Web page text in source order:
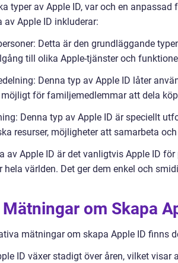
typer av Apple ID, var och en
av Apple ID inkluderar:
Detta är den grundläggande
till olika Apple-tjänster och
Denna typ av Apple ID låter
för familjemedlemmar att dela
Denna typ av Apple ID är speciellt
resurser, möjligheter att samarbeta
av Apple ID är det vanligtvis Apple ID
hela världen. Det ger dem enkel och
om Skapa
mätningar om skapa Apple ID finns
ID växer stadigt över åren, vilket